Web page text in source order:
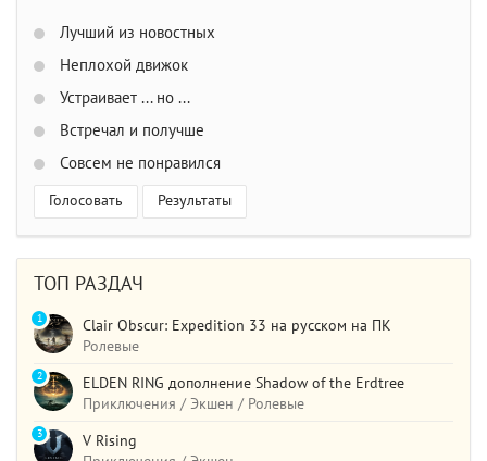
Лучший из новостных
Неплохой движок
Устраивает ... но ...
Встречал и получше
Совсем не понравился
Голосовать Результаты
ТОП РАЗДАЧ
Clair Obscur: Expedition 33 на русском на ПК
Ролевые
1
ELDEN RING дополнение Shadow of the Erdtree
Приключения / Экшен / Ролевые
2
V Rising
3